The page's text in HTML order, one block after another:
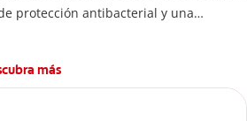
protección antibacterial y una
más